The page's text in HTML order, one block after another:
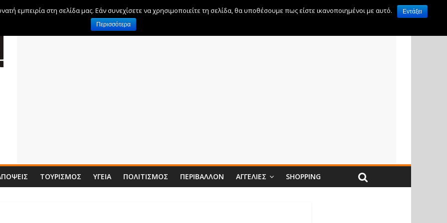
ΤΟΥΡΙΣΜΌΣ ΥΓΕΊΑ ΠΟΛΙΤΙΣΜΌΣ ΠΕΡΙΒΆΛΛΟΝ ΑΓΓΕΛΊΕΣ SHOPPING
εμπειρία στη σελίδα μας. Εάν συνεχίσετε να χρησιμοποιείτε τη σελίδα, θα υποθέσουμε πως είστε ικανοποιημένοι με αυτό.
Εντάξει
Περισσότερα